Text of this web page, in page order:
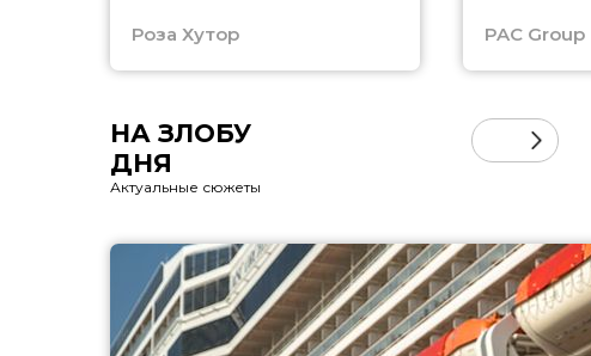
Роза Хутор PAC Group
НА ЗЛОБУ
ДНЯ
Актуальные сюжеты